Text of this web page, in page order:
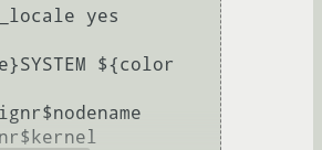
yes
${color